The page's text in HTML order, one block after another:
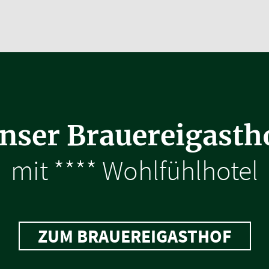
mit **** Wohlfühlhotel
ZUM BRAUEREIGASTHOF